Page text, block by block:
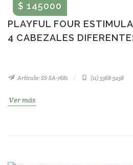
PLAYFUL FOUR
4 CABEZALES
$ 145000
Artículo: SS-SA-7681 (11) 5368-5238
Ver más